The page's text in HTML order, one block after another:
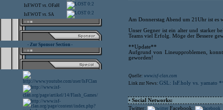
IsF.WOT vs. OFaH 0:2
IsF.WOT vs. SA 0:2
- Zur Sponsor Section -
Am Donnerstag Abend um 21Uhr ist es
Unser Gegner ist ein alter und starker
Teams viel Erfolg. Möge der Bessere
**Update**
Aufgrund von Lineupproblemen,
geworden!
Quelle: www.isf-clan.com
Link zur News: GSL: IsF.holy vs. yamato
• Social Networks:
Twitter:
Facebook: